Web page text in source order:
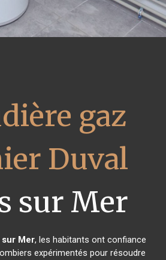
gaz
Duval
sur Mer
sur Mer, les habitants ont confiance
expérimentés pour résoudre